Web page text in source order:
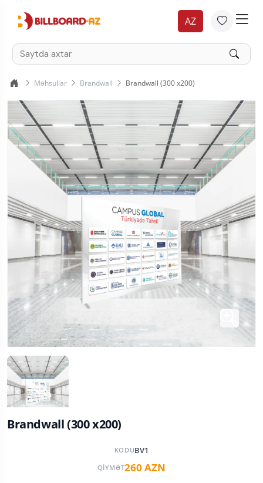
AZ
Məhsullar Brandwall Brandwall (300 x200)
Brandwall (300 x200)
KODUBV1
QIYMƏT260 AZN